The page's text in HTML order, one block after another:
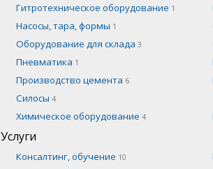
Гитротехническое оборудование 1
Насосы, тара, формы 1
Оборудование для склада 3
Пневматика 1
Производство цемента 6
Силосы 4
Химическое оборудование 4
Услуги
Консалтинг, обучение 10